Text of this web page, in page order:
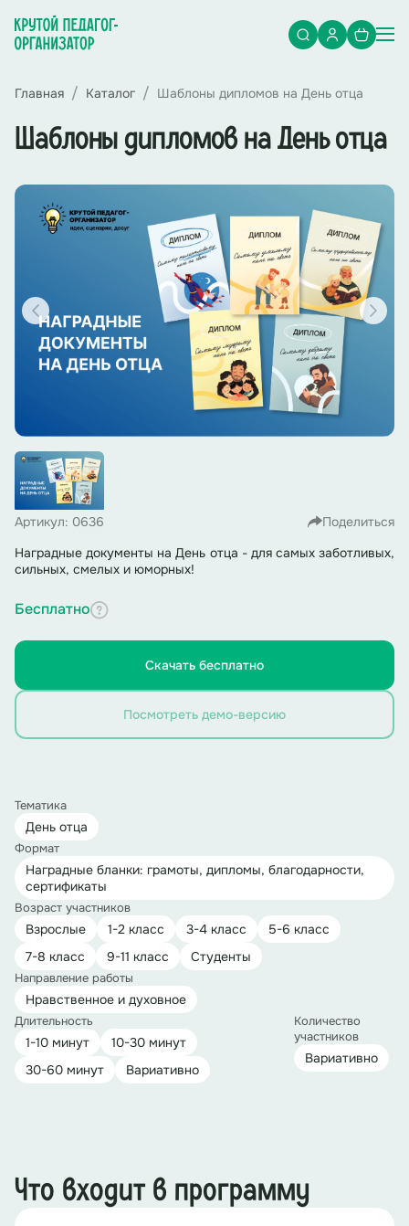
Главная Каталог Шаблоны дипломов на День отца
Шаблоны дипломов на День отца
Артикул: 0636
Поделиться
Наградные документы на День отца - для самых заботливых,
сильных, смелых и юморных!
Бесплатно
Скачать бесплатно
Посмотреть демо-версию
Тематика
День отца
Формат
Наградные бланки: грамоты, дипломы, благодарности,
сертификаты
Возраст участников
Взрослые 1-2 класс 3-4 класс
5-6 класс
7-8 класс
9-11 класс Студенты
Направление работы
Нравственное и духовное
Длительность
1-10 минут
10-30 минут
30-60 минут
Вариативно
Количество
участников
Вариативно
Что входит в программу